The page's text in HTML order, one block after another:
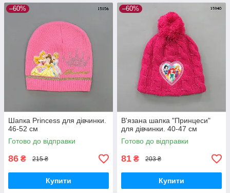
–60%
Шапка Princess для дівчинки.
46-52 см
Готово до відправки
86 ₴ 215 ₴
Купити
–60%
В'язана шапка "Принцеси"
для дівчинки. 40-47 см
Готово до відправки
81 ₴ 203 ₴
Купити